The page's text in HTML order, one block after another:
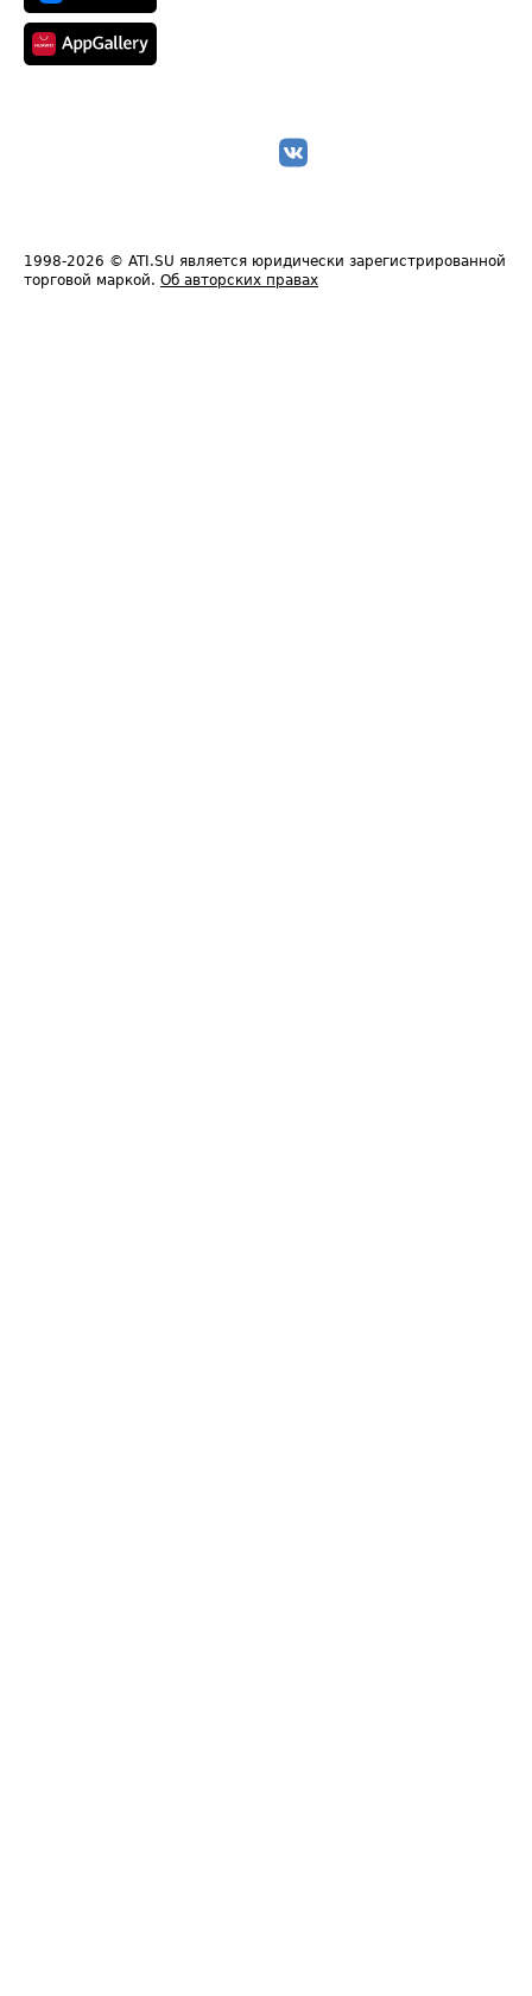
1998-2026 © ATI.SU является юридически зарегистрированной
торговой маркой. Об авторских правах